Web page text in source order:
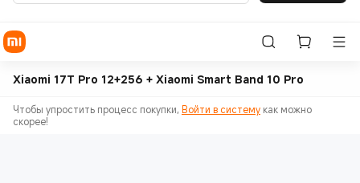
Xiaomi 17T Pro 12+256 + Xiaomi Smart Band 10 Pro
Чтобы упростить процесс покупки, Войти в систему как можно
скорее!